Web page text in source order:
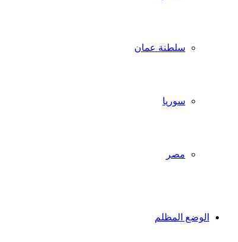
سلطنة عمان
سوريا
مصر
الوضع المظلم